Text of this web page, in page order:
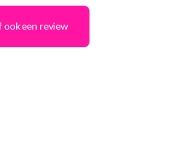
ook een review